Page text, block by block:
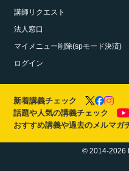
講師リクエスト
法人窓口
マイメニュー削除(spモード決済)
ログイン
新着講義チェック
話題や人気の講義チェック
おすすめ講義や過去のメルマガ
© 2014-2026